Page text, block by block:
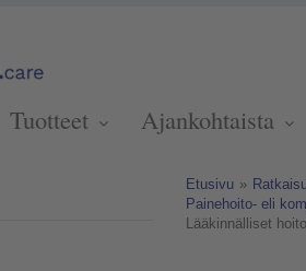
Tuotteet Ajankohtaista
Etusivu »
Painehoito- eli
Lääkinnälliset